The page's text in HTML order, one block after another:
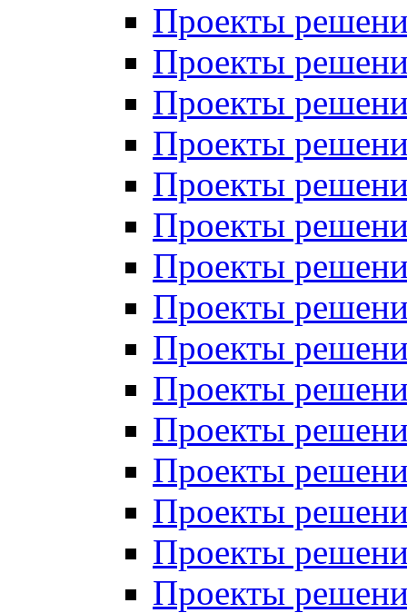
Проекты
Проекты
Проекты
Проекты
Проекты
Проекты
Проекты
Проекты
Проекты
Проекты
Проекты
Проекты
Проекты
Проекты
Проекты